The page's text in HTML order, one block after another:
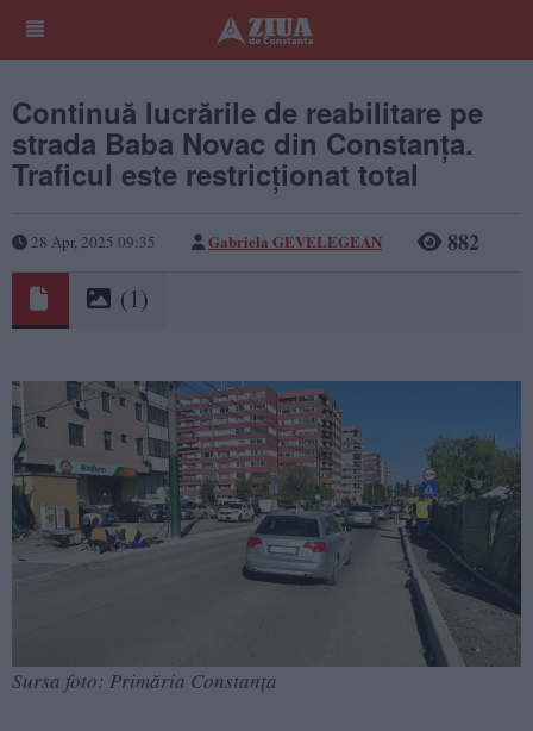
Continuă lucrările de reabilitare pe
strada Baba Novac din Constanța.
Traficul este restricționat total
28 Apr, 2025 09:35 Gabriela GEVELEGEAN 882
(1)
Sursa foto: Primăria Constanța